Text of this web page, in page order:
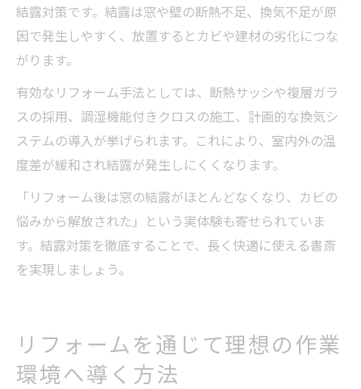
結露対策です。結露は窓や壁の断熱不足、換気不足が原
因で発生しやすく、放置するとカビや建材の劣化につな
がります。
有効なリフォーム手法としては、断熱サッシや複層ガラ
スの採用、調湿機能付きクロスの施工、計画的な換気シ
ステムの導入が挙げられます。これにより、室内外の温
度差が緩和され結露が発生しにくくなります。
「リフォーム後は窓の結露がほとんどなくなり、カビの
悩みから解放された」という実体験も寄せられていま
す。結露対策を徹底することで、長く快適に使える書斎
を実現しましょう。
リフォームを通じて理想の作業
環境へ導く方法